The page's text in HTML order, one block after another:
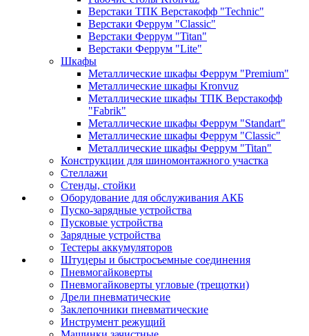
Верстаки ТПК Верстакофф "Technic"
Верстаки Феррум "Classic"
Верстаки Феррум "Titan"
Верстаки Феррум "Lite"
Шкафы
Металлические шкафы Феррум "Premium"
Металлические шкафы Kronvuz
Металлические шкафы ТПК Верстакофф
"Fabrik"
Металлические шкафы Феррум "Standart"
Металлические шкафы Феррум "Classic"
Металлические шкафы Феррум "Titan"
Конструкции для шиномонтажного участка
Стеллажи
Стенды, стойки
Оборудование для обслуживания АКБ
Пуско-зарядные устройства
Пусковые устройства
Зарядные устройства
Тестеры аккумуляторов
Штуцеры и быстросъемные соединения
Пневмогайковерты
Пневмогайковерты угловые (трещотки)
Дрели пневматические
Заклепочники пневматические
Инструмент режущий